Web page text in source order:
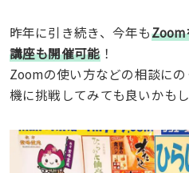
昨年に引き続き、今年もZoom
講座も開催可能！
Zoomの使い方などの相談に
機に挑戦してみても良いかも